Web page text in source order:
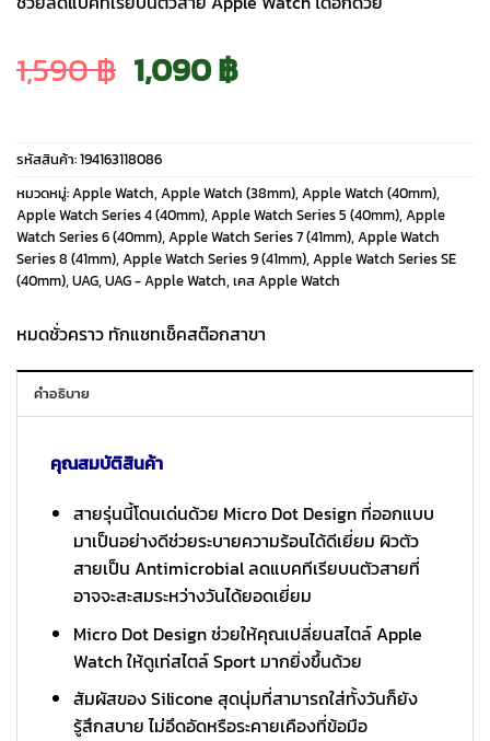
1,590฿ Original
price
was:
1,590 ฿.
1,090฿Current
price
is:
1,090 ฿.
รหัสสินค้า:194163118086
หมวดหมู่:Apple Watch, Apple Watch (38mm), Apple Watch (40mm),
Apple Watch Series 4 (40mm), Apple Watch Series 5 (40mm), Apple
Watch Series 6 (40mm), Apple Watch Series 7 (41mm), Apple Watch
Series 8 (41mm), Apple Watch Series 9 (41mm), Apple Watch Series SE
(40mm), UAG, UAG - Apple Watch, เคส Apple Watch
หมดชั่วคราว ทักแชทเช็คสต๊อกสาขา
คำอธิบาย
คุณสมบัติสินค้า
สายรุ่นนี้โดนเด่นด้วย Micro Dot Design ที่ออกแบบ
มาเป็นอย่างดีช่วยระบายความร้อนได้ดีเยี่ยม ผิวตัว
สายเป็น Antimicrobial ลดแบคทีเรียบนตัวสายที่
อาจจะสะสมระหว่างวันได้ยอดเยี่ยม
Micro Dot Design ช่วยให้คุณเปลี่ยนสไตล์ Apple
Watch ให้ดูเท่สไตล์ Sport มากยิ่งขึ้นด้วย
สัมผัสของ Silicone สุดนุ่มที่สามารถใส่ทั้งวันก็ยัง
รู้สึกสบาย ไม่อึดอัดหรือระคายเคืองที่ข้อมือ